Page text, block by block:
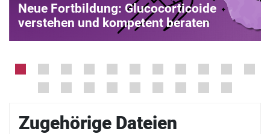
Neue Fortbildung: Glucocorticoide
verstehen und kompetent beraten
Zugehörige Dateien